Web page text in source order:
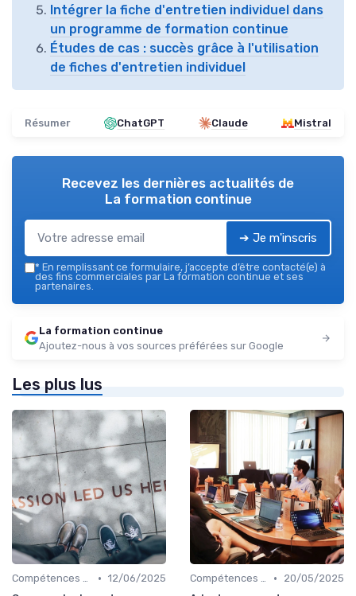
Intégrer la fiche d'entretien individuel dans
un programme de formation continue
Études de cas : succès grâce à l'utilisation
de fiches d'entretien individuel
Résumer ChatGPT Claude Mistral
Recevez les dernières actualités de
La formation continue
➔ Je m'inscris
* En remplissant ce formulaire, j’accepte d’être contacté(e) à
des fins commerciales par La formation continue et ses
partenaires.
La formation continue
Ajoutez-nous à vos sources préférées sur Google
Les plus lus
Compétences de leadership • 12/06/2025
Compétences de leadership •
20/05/2025